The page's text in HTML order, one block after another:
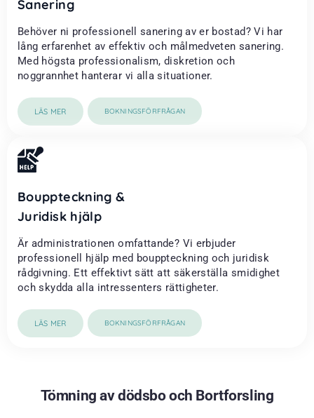
Sanering
Behöver ni professionell sanering av er bostad? Vi har
lång erfarenhet av effektiv och målmedveten sanering.
Med högsta professionalism, diskretion och
noggrannhet hanterar vi alla situationer.
LÄS MER BOKNINGSFÖRFRÅGAN
Bouppteckning &
Juridisk hjälp
Är administrationen omfattande? Vi erbjuder
professionell hjälp med bouppteckning och juridisk
rådgivning. Ett effektivt sätt att säkerställa smidighet
och skydda alla intressenters rättigheter.
LÄS MER BOKNINGSFÖRFRÅGAN
Tömning av dödsbo och Bortforsling